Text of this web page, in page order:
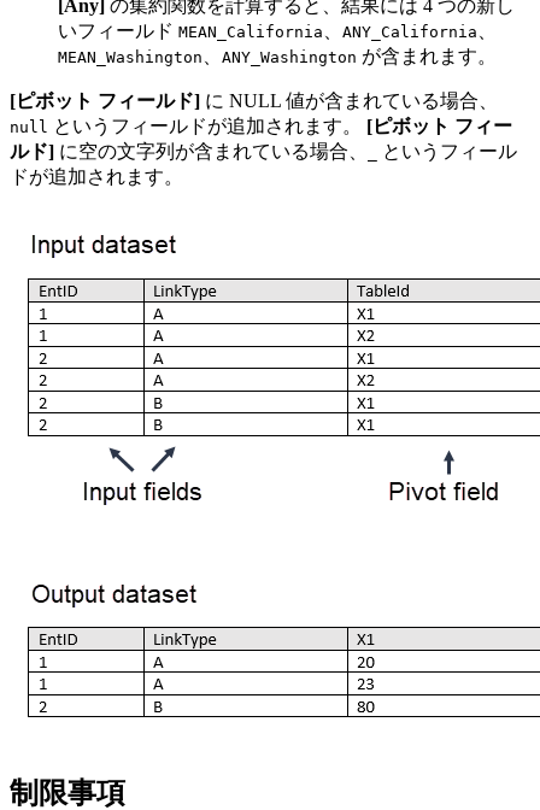
[Any] の集約関数を計算すると、結果には 4 つの新し
いフィールド MEAN_California 、 ANY_California 、
MEAN_Washington 、 ANY_Washington が含まれます。
[ピボット フィールド] に NULL 値が含まれている場合、
null というフィールドが追加されます。 [ピボット フィー
ルド] に空の文字列が含まれている場合、
というフィール
ドが追加されます。
制限事項